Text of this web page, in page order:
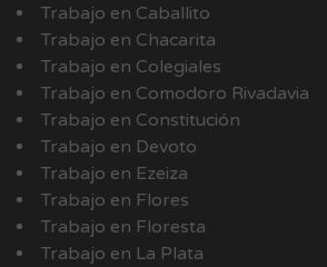
Trabajo en Caballito
Trabajo en Chacarita
Trabajo en Colegiales
Trabajo en Comodoro Rivadavia
Trabajo en Constitución
Trabajo en Devoto
Trabajo en Ezeiza
Trabajo en Flores
Trabajo en Floresta
Trabajo en La Plata